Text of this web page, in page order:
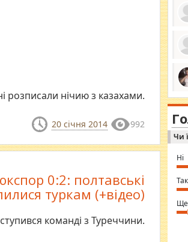
розписали нічию з казахами.
20 січня 2014 992
0:2: полтавські
туркам (+відео)
команді з Туреччини.
за
ми
in
⇒
Чи
Ні
Так
Ще